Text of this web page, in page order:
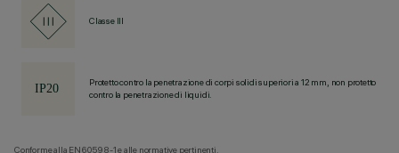
Classe III
Protetto contro la penetrazione di corpi solidi superiori a 12 mm, non protetto
contro la penetrazione di liquidi.
Conforme alla EN60598-1 e alle normative pertinenti.